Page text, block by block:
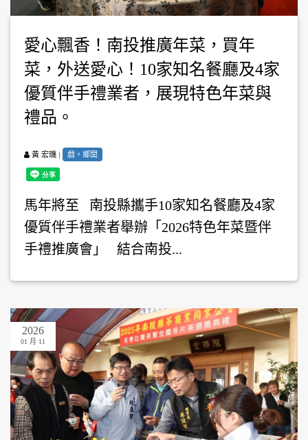
愛心飄香！南投推廣年菜，買年
菜，外送愛心！10家知名餐廳及4家
優質伴手禮業者，展現特色年菜與
禮品。
黃 宏璣 | 戲。鄉閭
馬年將至 南投縣攜手10家知名餐廳及4家
優質伴手禮業者舉辦「2026特色年菜暨伴
手禮推廣會」 結合南投...
2026
01 月 11